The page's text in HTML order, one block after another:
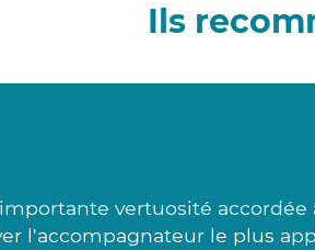
Ils
importante vertuosité
l'accompagnateur le plus